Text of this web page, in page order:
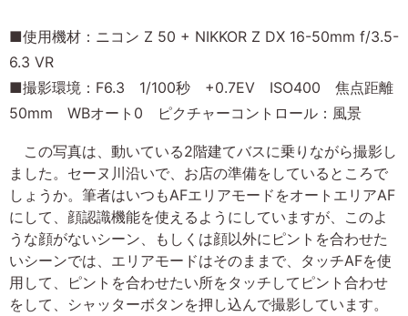
■使用機材：ニコン Z 50 + NIKKOR Z DX 16-50mm f/3.5-
6.3 VR
■撮影環境：F6.3 1/100秒 +0.7EV ISO400 焦点距離
50mm WBオート0 ピクチャーコントロール：風景
この写真は、動いている2階建てバスに乗りながら撮影し
ました。セーヌ川沿いで、お店の準備をしているところで
しょうか。筆者はいつもAFエリアモードをオートエリアAF
にして、顔認識機能を使えるようにしていますが、このよ
うな顔がないシーン、もしくは顔以外にピントを合わせた
いシーンでは、エリアモードはそのままで、タッチAFを使
用して、ピントを合わせたい所をタッチしてピント合わせ
をして、シャッターボタンを押し込んで撮影しています。